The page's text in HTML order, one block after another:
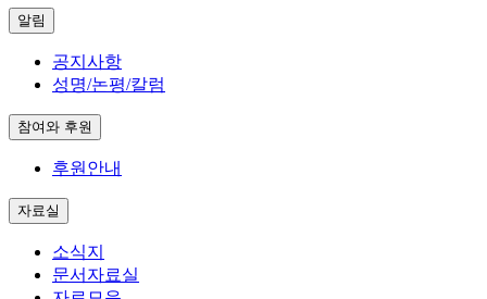
알림
공지사항
성명/논평/칼럼
참여와 후원
후원안내
자료실
소식지
문서자료실